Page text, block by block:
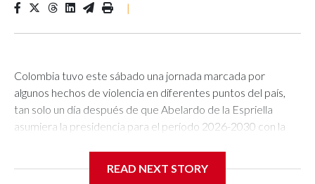
|
Colombia tuvo este sábado una jornada marcada por
algunos hechos de violencia en diferentes puntos del país,
tan solo un día después de que Abelardo de la Espriella
asumiera la presidencia para el período 2026-2030 con la
ataque con explosivos lanzados con drones hacia una
READ NEXT STORY